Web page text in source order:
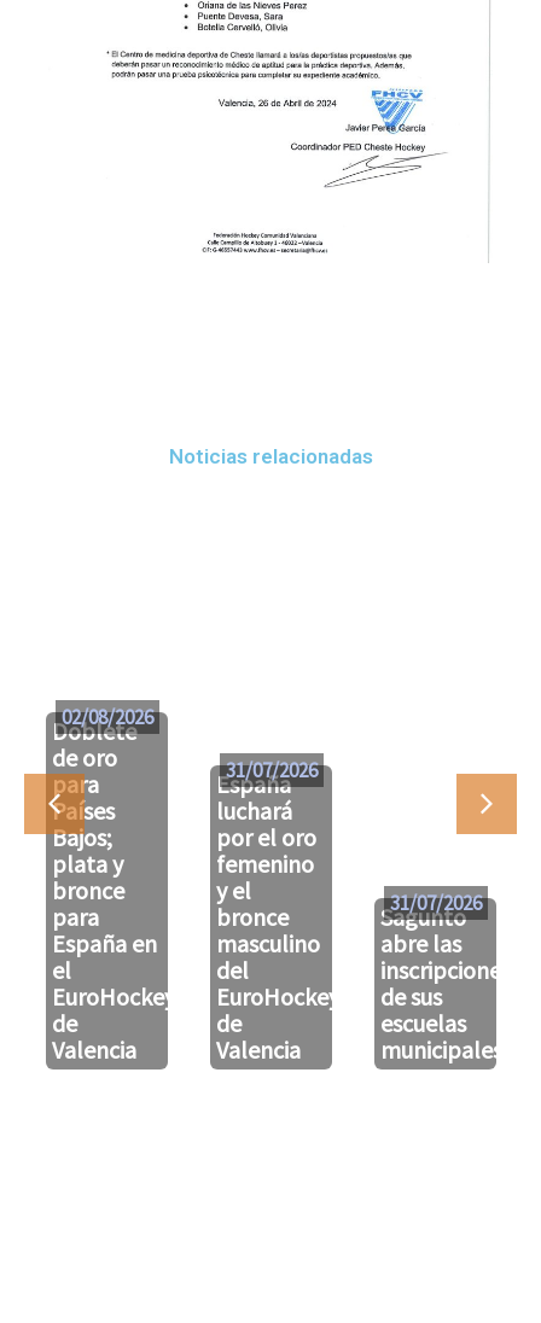
Noticias relacionadas
Doblete
de oro
para
Países
Bajos;
plata y
bronce
para
España en
el
EuroHockeyU21
de
Valencia
02/08/2026
España
luchará
por el oro
femenino
y el
bronce
masculino
del
EuroHockeyU21
de
Valencia
31/07/2026
Sagunto
abre las
inscripciones
de sus
escuelas
municipales
31/07/2026